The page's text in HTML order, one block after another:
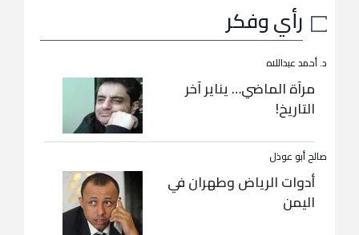
رأي وفكر
د. أحمد عبداللاه
مرآة الماضي… يناير آخر
التاريخ!
صالح أبو عوذل
أدوات الرياض وطهران في
اليمن